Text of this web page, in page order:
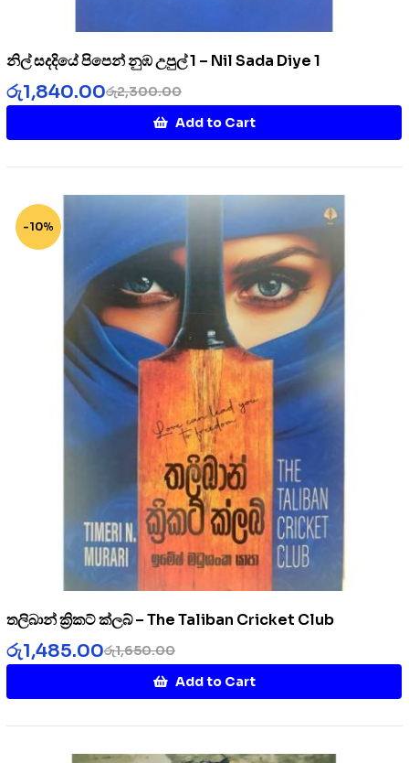
නිල් සදදියේ පිපෙන් නුඹ උපුල් 1 – Nil Sada Diye 1
රු2,300.00
රු1,840.00
Add to Cart
-10%
තලිබාන් ක්‍රිකට් ක්ලබ් – The Taliban Cricket Club
රු1,650.00
රු1,485.00
Add to Cart